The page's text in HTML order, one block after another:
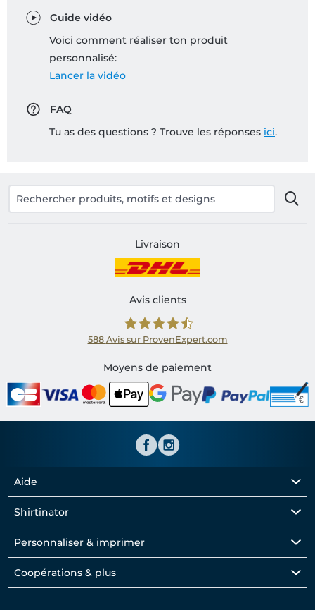
Guide vidéo
Voici comment réaliser ton produit
personnalisé:
Lancer la vidéo
FAQ
Tu as des questions ? Trouve les réponses ici.
Livraison
Avis clients
Shirtinator FR
588 Avis sur ProvenExpert.com
Moyens de paiement
Aide
Shirtinator
Personnaliser & imprimer
Coopérations & plus